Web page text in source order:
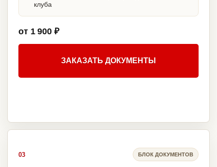
клуба
от 1 900 ₽
ЗАКАЗАТЬ ДОКУМЕНТЫ
03 БЛОК ДОКУМЕНТОВ